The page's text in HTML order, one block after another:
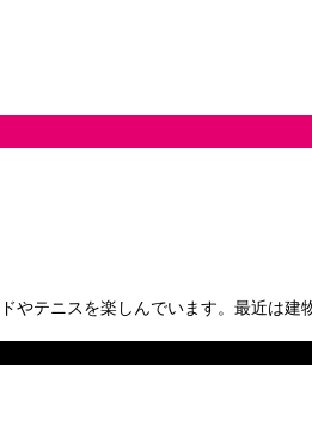
やテニスを楽しんでいます。最近は